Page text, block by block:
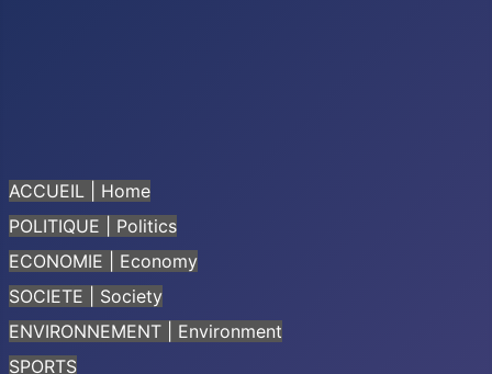
ACCUEIL | Home
POLITIQUE | Politics
ECONOMIE | Economy
SOCIETE | Society
ENVIRONNEMENT | Environment
SPORTS